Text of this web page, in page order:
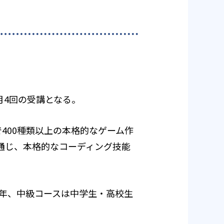
回の受講となる。
種類以上の本格的なゲーム作
、本格的なコーディング技能
、中級コースは中学生・高校生